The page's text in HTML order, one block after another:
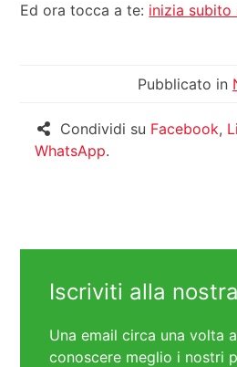
Ed ora tocca a te: inizia subito
Pubblicato in
Condividi su Facebook,
WhatsApp.
Iscriviti alla
Una email circa una volta
conoscere meglio i nostri